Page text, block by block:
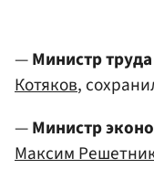
—Министр
Котяков,
—Министр
Максим